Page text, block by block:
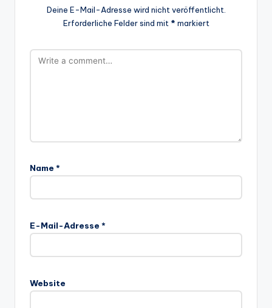
Deine E-Mail-Adresse wird nicht veröffentlicht.
Erforderliche Felder sind mit * markiert
Name *
E-Mail-Adresse *
Website